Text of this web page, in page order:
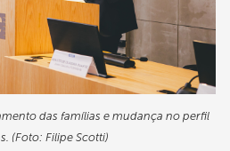
das famílias e mudança no perfil
(Foto: Filipe Scotti)